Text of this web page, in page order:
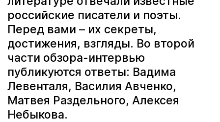
российские писатели и поэты.
Перед вами – их секреты,
достижения, взгляды. Во второй
части обзора-интервью
публикуются ответы: Вадима
Левенталя, Василия Авченко,
Матвея Раздельного, Алексея
Небыкова.